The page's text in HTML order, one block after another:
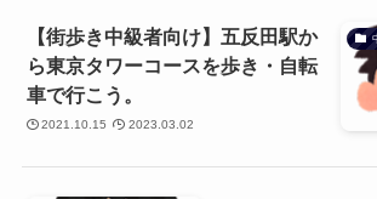
【街歩き中級者向け】五反田駅か
ら東京タワーコースを歩き・自転
車で行こう。
2021.10.15 2023.03.02